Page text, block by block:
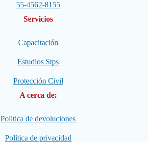
55-4562-8155
Servicios
Capacitación
Estudios Stps
Protección Civil
A cerca de:
Politica de devoluciones
Política de privacidad